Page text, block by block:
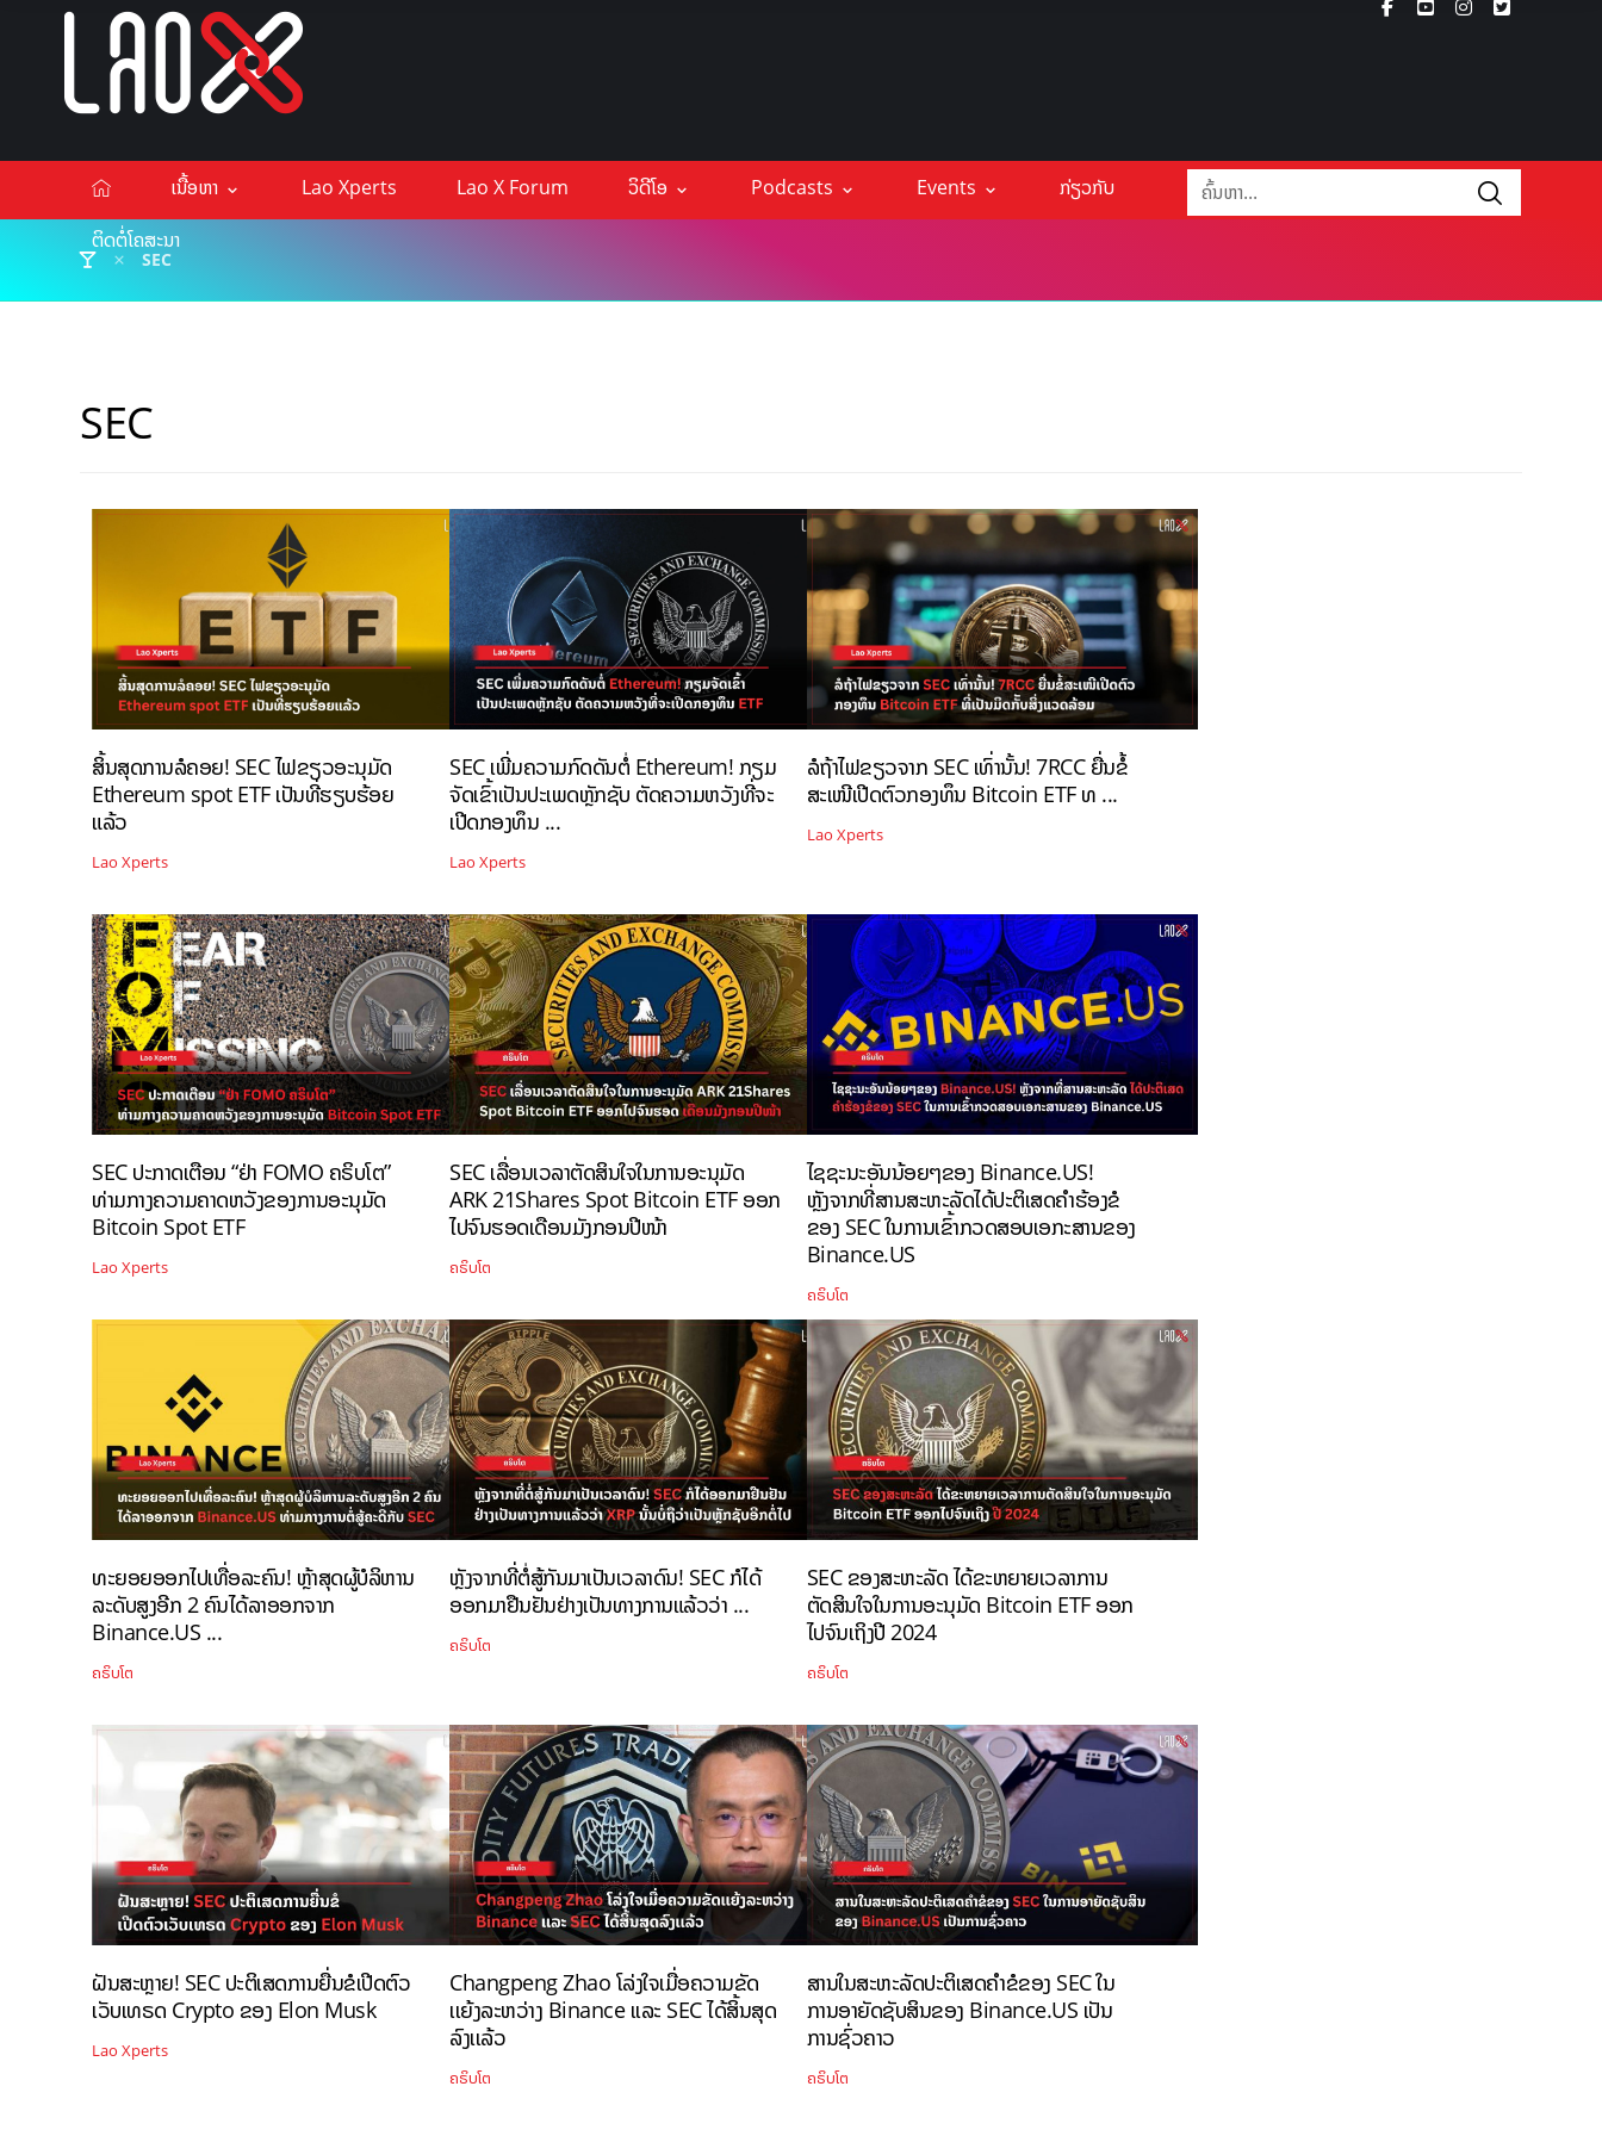
ເນື້ອຫາ Lao Xperts Lao X Forum ວິດີໂອ Podcasts Events
ກ່ຽວກັບ
ຕິດຕໍ່ໂຄສະນາ
SEC
SEC
ສິ້ນສຸດການລໍຄອຍ! SEC ໄຟຂຽວອະນຸມັດ
Ethereum spot ETF ເປັນທີ່ຮຽບຮ້ອຍ
ແລ້ວ
Lao Xperts
SEC ເພີ່ມຄວາມກົດດັນຕໍ່ Ethereum! ກຽມ
ຈັດເຂົ້າເປັນປະເພດຫຼັກຊັບ ຕັດຄວາມຫວັງທີ່ຈະ
ເປີດກອງທຶນ ...
Lao Xperts
ລໍຖ້າໄຟຂຽວຈາກ SEC ເທົ່ານັ້ນ! 7RCC ຍື່ນຂໍ້
ສະເໜີເປີດຕົວກອງທຶນ Bitcoin ETF ທ ...
Lao Xperts
SEC ປະກາດເຕືອນ “ຢ່າ FOMO ຄຣິບໂຕ”
ທ່າມກາງຄວາມຄາດຫວັງຂອງການອະນຸມັດ
Bitcoin Spot ETF
Lao Xperts
SEC ເລື່ອນເວລາຕັດສິນໃຈໃນການອະນຸມັດ
ARK 21Shares Spot Bitcoin ETF ອອກ
ໄປຈົນຮອດເດືອນມັງກອນປີໜ້າ
ຄຣິບໂຕ
ໄຊຊະນະອັນນ້ອຍໆຂອງ Binance.US!
ຫຼັງຈາກທີ່ສານສະຫະລັດໄດ້ປະຕິເສດຄຳຮ້ອງຂໍ
ຂອງ SEC ໃນການເຂົ້າກວດສອບເອກະສານຂອງ
Binance.US
ຄຣິບໂຕ
ທະຍອຍອອກໄປເທື່ອລະຄົນ! ຫຼ້າສຸດຜູ້ບໍລິຫານ
ລະດັບສູງອີກ 2 ຄົນໄດ້ລາອອກຈາກ
Binance.US ...
ຄຣິບໂຕ
ຫຼັງຈາກທີ່ຕໍ່ສູ້ກັນມາເປັນເວລາດົນ! SEC ກໍໄດ້
ອອກມາຢືນຢັນຢ່າງເປັນທາງການແລ້ວວ່າ ...
ຄຣິບໂຕ
SEC ຂອງສະຫະລັດ ໄດ້ຂະຫຍາຍເວລາການ
ຕັດສິນໃຈໃນການອະນຸມັດ Bitcoin ETF ອອກ
ໄປຈົນເຖິງປີ 2024
ຄຣິບໂຕ
ຝັນສະຫຼາຍ! SEC ປະຕິເສດການຍື່ນຂໍເປີດຕົວ
ເວັບເທຣດ Crypto ຂອງ Elon Musk
Lao Xperts
Changpeng Zhao ໂລ່ງໃຈເມື່ອຄວາມຂັດ
ເເຍ້ງລະຫວ່າງ Binance ເເລະ SEC ໄດ້ສິ້ນສຸດ
ລົງເເລ້ວ
ຄຣິບໂຕ
ສານໃນສະຫະລັດປະຕິເສດຄຳຂໍຂອງ SEC ໃນ
ການອາຍັດຊັບສິນຂອງ Binance.US ເປັນ
ການຊົ່ວຄາວ
ຄຣິບໂຕ